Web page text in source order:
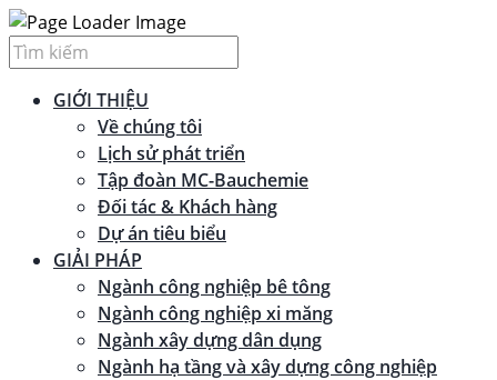
GIỚI THIỆU
Về chúng tôi
Lịch sử phát triển
Tập đoàn MC-Bauchemie
Đối tác & Khách hàng
Dự án tiêu biểu
GIẢI PHÁP
Ngành công nghiệp bê tông
Ngành công nghiệp xi măng
Ngành xây dựng dân dụng
Ngành hạ tầng và xây dựng công nghiệp